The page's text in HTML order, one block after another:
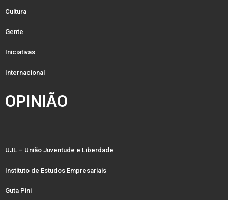
Cultura
Gente
Iniciativas
Internacional
OPINIÃO
UJL – União Juventude e Liberdade
Instituto de Estudos Empresariais
Guta Pini